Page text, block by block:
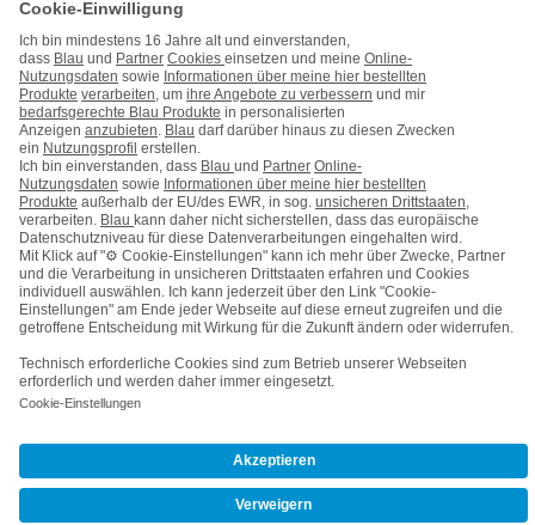
Kooperations- & Werbepartner Vertrag widerrufen
Vertrag kündigen
Nach oben
© Telefónica Germany GmbH & Co. OHG
Ihnen